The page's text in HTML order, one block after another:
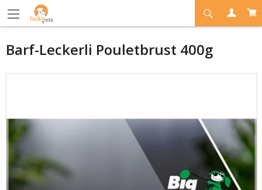
Barf-Leckerli Pouletbrust 400g